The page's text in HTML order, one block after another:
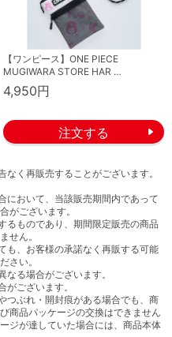
【ワンピース】ONE PIECE
MUGIWARA STORE HAR …
4,950円
く再販売することがございます。
において、当該販売期間内であって
がございます。
るものであり、期間限定販売の商品
せん。
も、お客様の承諾なく再販する可能
さい。
る場合がございます。
ございます。
つぶれ・開封痕がある場合でも、商
商品パッケージの交換はできません
ジが達していた場合には、商品本体